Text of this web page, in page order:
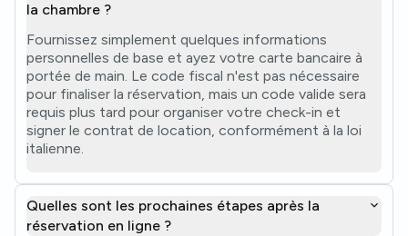
la chambre ?
Fournissez simplement quelques informations
personnelles de base et ayez votre carte bancaire à
portée de main. Le code fiscal n'est pas nécessaire
pour finaliser la réservation, mais un code valide sera
requis plus tard pour organiser votre check-in et
signer le contrat de location, conformément à la loi
italienne.
Quelles sont les prochaines étapes après la
réservation en ligne ?